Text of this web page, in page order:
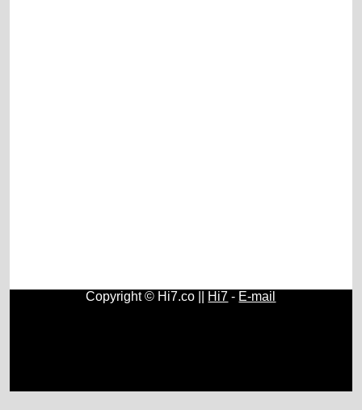
Copyright © Hi7.co || Hi7 - E-mail